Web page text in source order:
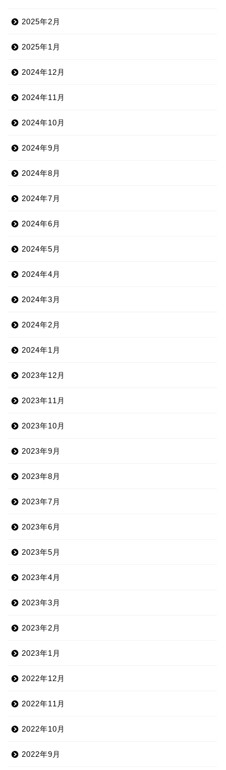
2025年2月
2025年1月
2024年12月
2024年11月
2024年10月
2024年9月
2024年8月
2024年7月
2024年6月
2024年5月
2024年4月
2024年3月
2024年2月
2024年1月
2023年12月
2023年11月
2023年10月
2023年9月
2023年8月
2023年7月
2023年6月
2023年5月
2023年4月
2023年3月
2023年2月
2023年1月
2022年12月
2022年11月
2022年10月
2022年9月